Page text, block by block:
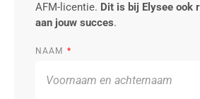
AFM-licentie. Dit is bij Elysee ook
aan jouw succes.
NAAM